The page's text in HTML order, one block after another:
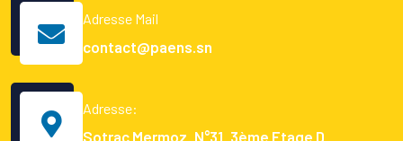
Adresse Mail
contact@paens.sn
Adresse:
Sotrac Mermoz, N°31, 3ème Etage D